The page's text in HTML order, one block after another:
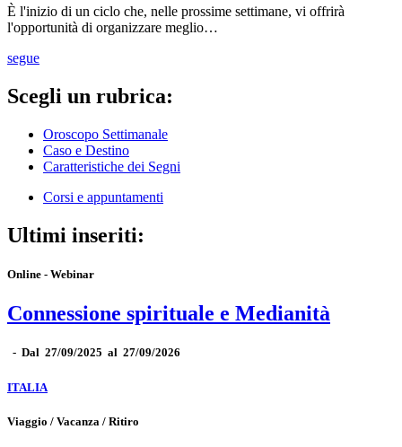
È l'inizio di un ciclo che, nelle prossime settimane, vi offrirà
l'opportunità di organizzare meglio…
segue
Scegli un rubrica:
Oroscopo Settimanale
Caso e Destino
Caratteristiche dei Segni
Corsi e appuntamenti
Ultimi inseriti:
Online - Webinar
Connessione spirituale e Medianità
- Dal 27/09/2025 al 27/09/2026
ITALIA
Viaggio / Vacanza / Ritiro